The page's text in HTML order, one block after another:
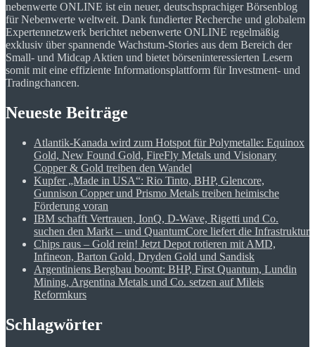
nebenwerte ONLINE ist ein neuer, deutschsprachiger Börsenblog
für Nebenwerte weltweit. Dank fundierter Recherche und globalem
Expertennetzwerk berichtet nebenwerte ONLINE regelmäßig
exklusiv über spannende Wachstum-Stories aus dem Bereich der
Small- und Midcap Aktien und bietet börseninteressierten Lesern
somit mit eine effiziente Informationsplattform für Investment- und
Tradingchancen.
Neueste Beiträge
Atlantik-Kanada wird zum Hotspot für Polymetalle: Equinox
Gold, New Found Gold, FireFly Metals und Visionary
Copper & Gold treiben den Wandel
Kupfer „Made in USA“: Rio Tinto, BHP, Glencore,
Gunnison Copper und Prismo Metals treiben heimische
Förderung voran
IBM schafft Vertrauen, IonQ, D-Wave, Rigetti und Co.
suchen den Markt – und QuantumCore liefert die Infrastruktur
Chips raus – Gold rein! Jetzt Depot rotieren mit AMD,
Infineon, Barton Gold, Dryden Gold und Sandisk
Argentiniens Bergbau boomt: BHP, First Quantum, Lundin
Mining, Argentina Metals und Co. setzen auf Mileis
Reformkurs
Schlagwörter